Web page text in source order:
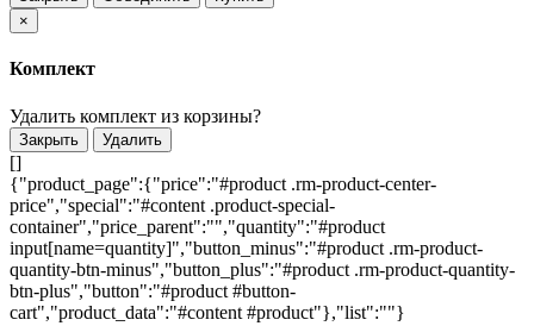
×
Комплект
Удалить комплект из корзины?
Закрыть Удалить
[]
{"product_page":{"price":"#product .rm-product-center-
price","special":"#content .product-special-
container","price_parent":"","quantity":"#product
input[name=quantity]","button_minus":"#product .rm-product-
quantity-btn-minus","button_plus":"#product .rm-product-quantity-
btn-plus","button":"#product #button-
cart","product_data":"#content #product"},"list":""}